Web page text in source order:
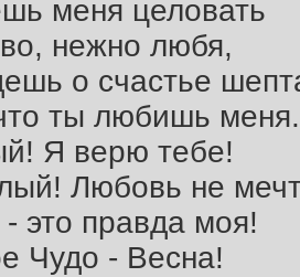
меня целовать
нежно любя,
о счастье
ты любишь меня.
Я верю тебе!
Любовь не
это правда моя!
Чудо - Весна!